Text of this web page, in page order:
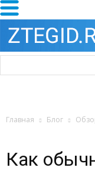
Главная Блог
Как